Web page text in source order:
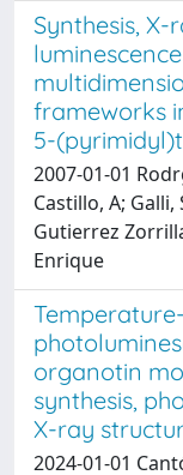
Synthesis,
frameworks
5-
2007-01-01
Castillo, A;
Gutierrez
Enrique
organotin
synthesis,
X-ray
2024-01-01